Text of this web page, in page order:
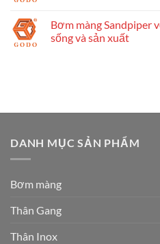
Bơm màng Sandpiper
sống và sản xuất
DANH MỤC SẢN PHẨM
Bơm màng
Thân Gang
Thân Inox